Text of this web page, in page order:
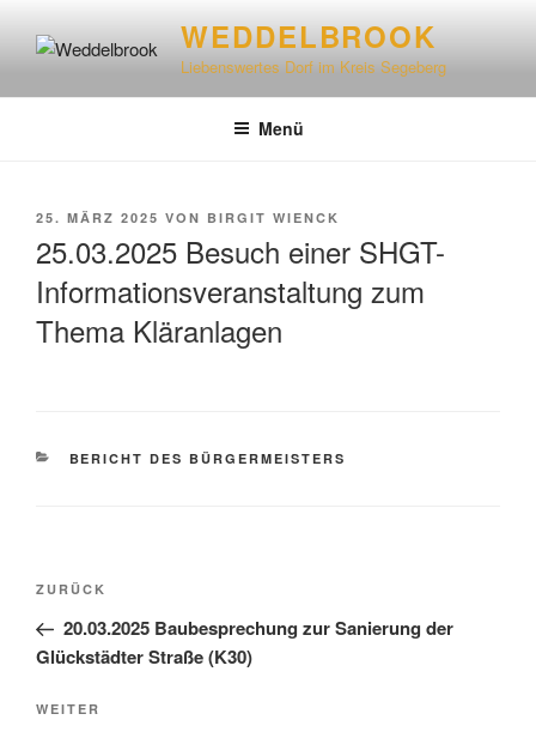
WEDDELBROOK
Liebenswertes Dorf im Kreis Segeberg
Menü
25. MÄRZ 2025 VON BIRGIT WIENCK
25.03.2025 Besuch einer SHGT-
Informationsveranstaltung zum
Thema Kläranlagen
BERICHT DES BÜRGERMEISTERS
ZURÜCK
20.03.2025 Baubesprechung zur Sanierung der
Glückstädter Straße (K30)
WEITER